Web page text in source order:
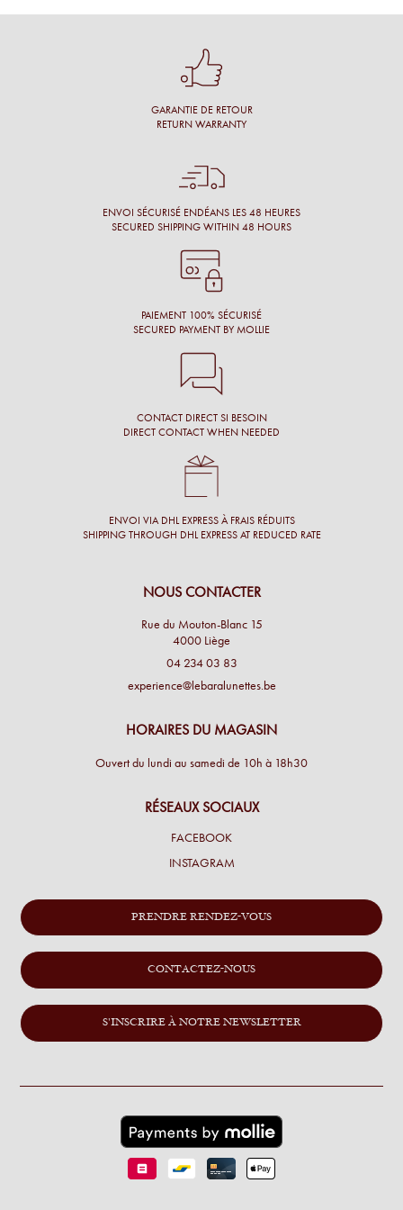
Une cliente
Conseil personnalisé et surtout une proposition de montures
de l’opticien et beaucoup de conscience professionnelle.
Conseil, large choix de montures, originalité des montures.
GARANTIE DE RETOUR
RETURN WARRANTY
ENVOI SÉCURISÉ ENDÉANS LES 48 HEURES
SECURED SHIPPING WITHIN 48 HOURS
PAIEMENT 100% SÉCURISÉ
SECURED PAYMENT BY MOLLIE
CONTACT DIRECT SI BESOIN
DIRECT CONTACT WHEN NEEDED
ENVOI VIA DHL EXPRESS À FRAIS RÉDUITS
SHIPPING THROUGH DHL EXPRESS AT REDUCED RATE
NOUS CONTACTER
Rue du Mouton-Blanc 15
4000 Liège
04 234 03 83
experience@lebaralunettes.be
HORAIRES DU MAGASIN
Ouvert du lundi au samedi de 10h à 18h30
RÉSEAUX SOCIAUX
FACEBOOK
INSTAGRAM
PRENDRE RENDEZ-VOUS
CONTACTEZ-NOUS
S'INSCRIRE À NOTRE NEWSLETTER